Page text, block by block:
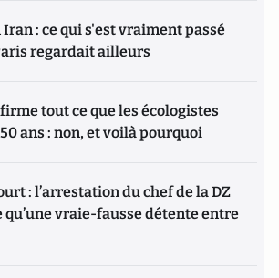
: ce qui s'est vraiment passé
regardait ailleurs
tout ce que les écologistes
ans : non, et voilà pourquoi
: l’arrestation du chef de la DZ
qu’une vraie-fausse détente entre